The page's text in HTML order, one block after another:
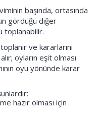
başında, ortasında
gördüğü diğer
toplanabilir.
ve kararlarını
oyların eşit olması
oyu yönünde karar
hazır olması için